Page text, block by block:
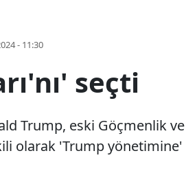
- 11:30
seçti
Trump, eski Göçmenlik
olarak 'Trump yönetimine'